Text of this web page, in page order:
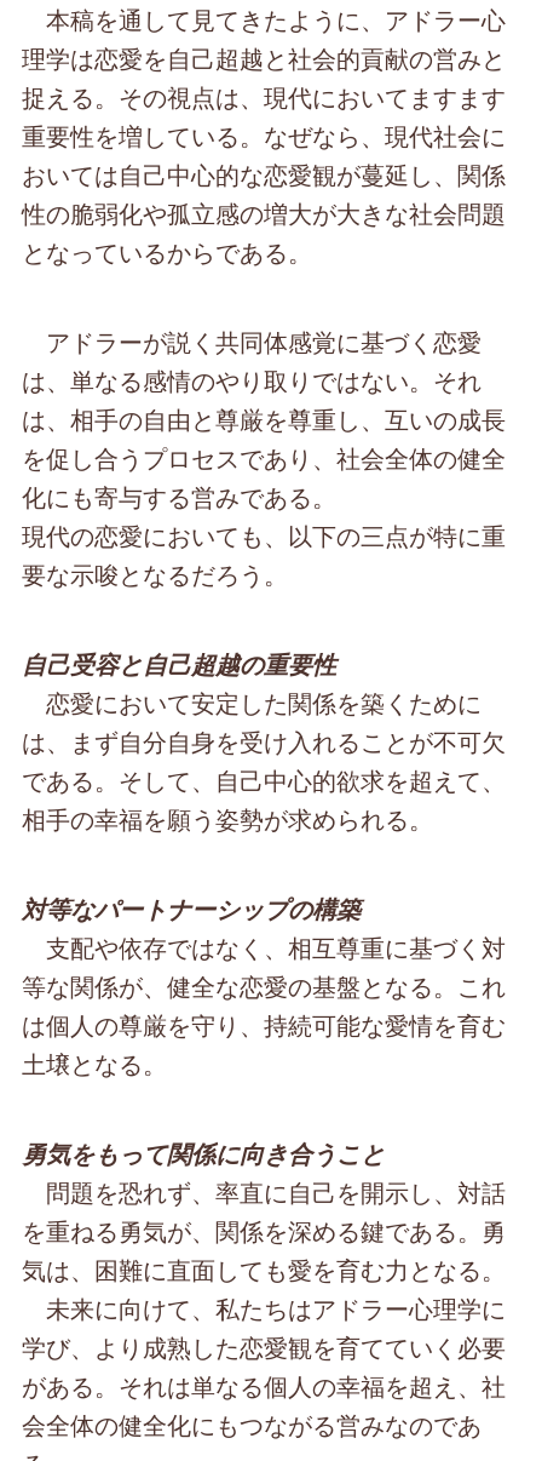
本稿を通して見てきたように、アドラー心
理学は恋愛を自己超越と社会的貢献の営みと
捉える。その視点は、現代においてますます
重要性を増している。なぜなら、現代社会に
おいては自己中心的な恋愛観が蔓延し、関係
性の脆弱化や孤立感の増大が大きな社会問題
となっているからである。
アドラーが説く共同体感覚に基づく恋愛
は、単なる感情のやり取りではない。それ
は、相手の自由と尊厳を尊重し、互いの成長
を促し合うプロセスであり、社会全体の健全
化にも寄与する営みである。
現代の恋愛においても、以下の三点が特に重
要な示唆となるだろう。
自己受容と自己超越の重要性
恋愛において安定した関係を築くために
は、まず自分自身を受け入れることが不可欠
である。そして、自己中心的欲求を超えて、
相手の幸福を願う姿勢が求められる。
対等なパートナーシップの構築
支配や依存ではなく、相互尊重に基づく対
等な関係が、健全な恋愛の基盤となる。これ
は個人の尊厳を守り、持続可能な愛情を育む
土壌となる。
勇気をもって関係に向き合うこと
問題を恐れず、率直に自己を開示し、対話
を重ねる勇気が、関係を深める鍵である。勇
気は、困難に直面しても愛を育む力となる。
未来に向けて、私たちはアドラー心理学に
学び、より成熟した恋愛観を育てていく必要
がある。それは単なる個人の幸福を超え、社
会全体の健全化にもつながる営みなのであ